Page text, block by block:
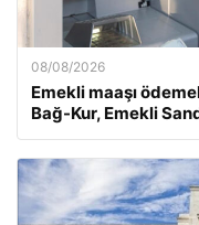
08/08/2026
Emekli maaşı
Bağ-Kur, Emekli